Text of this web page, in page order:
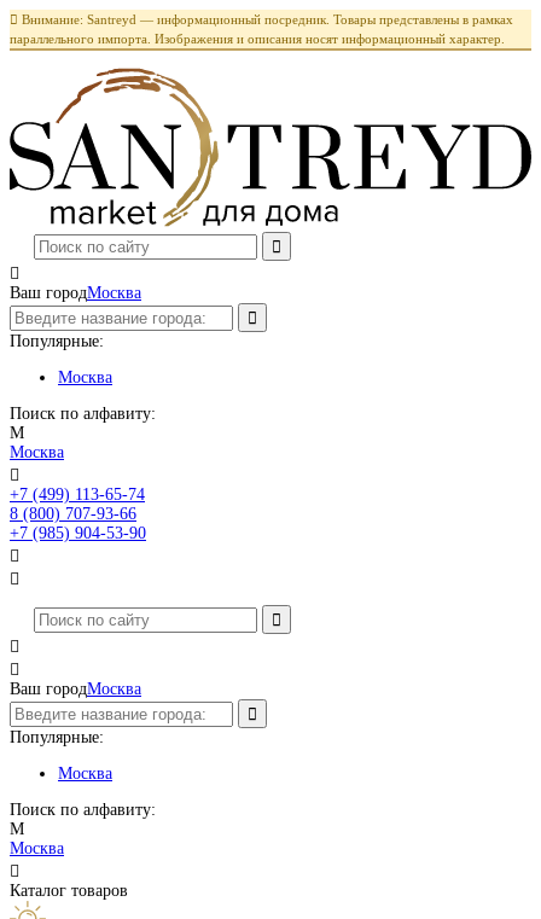
 Внимание: Santreyd — информационный посредник. Товары представлены в рамках
параллельного импорта. Изображения и описания носят информационный характер.

Ваш городМосква
Популярные:
Москва
Поиск по алфавиту:
М
Москва

+7 (499) 113-65-74
8 (800) 707-93-66
+7 (985) 904-53-90




Ваш городМосква
Популярные:
Москва
Поиск по алфавиту:
М
Москва

Каталог товаров